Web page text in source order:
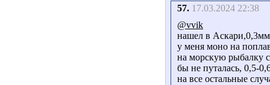
57. 17.03.2024 22:38
@vvik
нашел в
у меня моно на
на морскую рыбалку с
бы не путалась, 0,5-
на все остальные